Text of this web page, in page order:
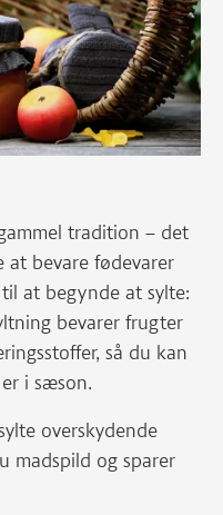
tradition – det
at bevare fødevarer
at begynde at sylte:
bevarer frugter
så du kan
i sæson.
overskydende
madspild og sparer